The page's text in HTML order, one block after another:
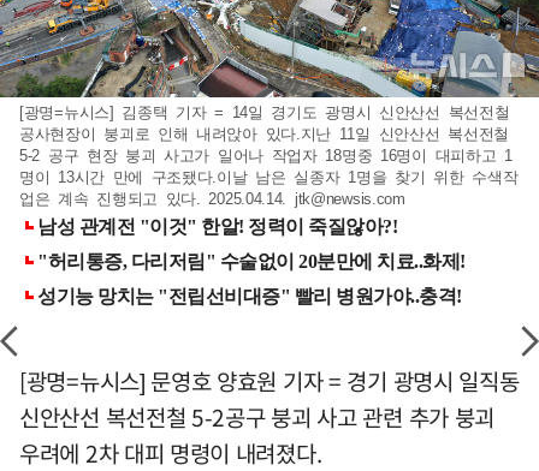
[광명=뉴시스] 김종택 기자 = 14일 경기도 광명시 신안산선 복선전철
공사현장이 붕괴로 인해 내려앉아 있다.지난 11일 신안산선 복선전철
5-2 공구 현장 붕괴 사고가 일어나 작업자 18명중 16명이 대피하고 1
명이 13시간 만에 구조됐다.이날 남은 실종자 1명을 찾기 위한 수색작
업은 계속 진행되고 있다. 2025.04.14. jtk@newsis.com
[광명=뉴시스] 문영호 양효원 기자 = 경기 광명시 일직동
신안산선 복선전철 5-2공구 붕괴 사고 관련 추가 붕괴
우려에 2차 대피 명령이 내려졌다.